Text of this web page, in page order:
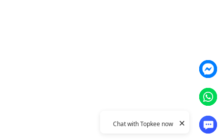
© 2011–2026 Topkee Media. All rights reserved.×
Chat with Topkee now